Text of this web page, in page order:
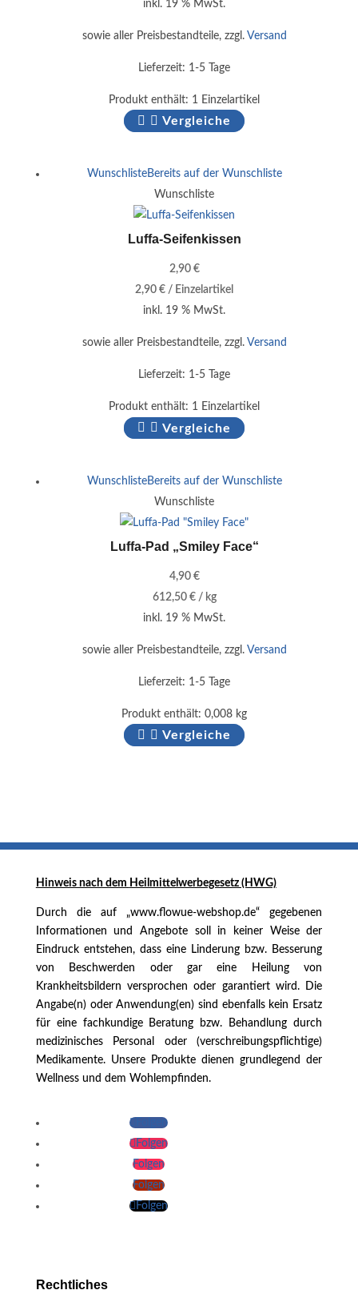
inkl. 19 % MwSt.
sowie aller Preisbestandteile, zzgl. Versand
Lieferzeit: 1-5 Tage
Produkt enthält: 1 Einzelartikel
Vergleiche
WunschlisteBereits auf der Wunschliste
Wunschliste
Luffa-Seifenkissen
2,90 €
2,90€ / Einzelartikel
inkl. 19 % MwSt.
sowie aller Preisbestandteile, zzgl. Versand
Lieferzeit: 1-5 Tage
Produkt enthält: 1 Einzelartikel
Vergleiche
WunschlisteBereits auf der Wunschliste
Wunschliste
Luffa-Pad „Smiley Face“
4,90 €
612,50 €/ kg
inkl. 19 % MwSt.
sowie aller Preisbestandteile, zzgl. Versand
Lieferzeit: 1-5 Tage
Produkt enthält: 0,008 kg
Vergleiche
Hinweis nach dem Heilmittelwerbegesetz (HWG)
Durch die auf „www.flowue-webshop.de“ gegebenen
Informationen und Angebote soll in keiner Weise der
Eindruck entstehen, dass eine Linderung bzw. Besserung
von Beschwerden oder gar eine Heilung von
Krankheitsbildern versprochen oder garantiert wird. Die
Angabe(n) oder Anwendung(en) sind ebenfalls kein Ersatz
für eine fachkundige Beratung bzw. Behandlung durch
medizinisches Personal oder (verschreibungspflichtige)
Medikamente. Unsere Produkte dienen grundlegend der
Wellness und dem Wohlempfinden.
Folgen
Folgen
Folgen
Folgen
Folgen
Rechtliches